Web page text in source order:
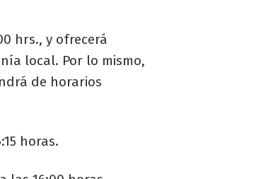
hrs., y ofrecerá
local. Por lo mismo,
de horarios
horas.